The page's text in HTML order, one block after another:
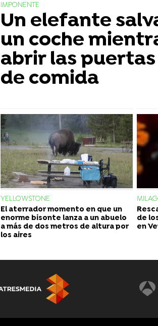
IMPONENTE
Un elefante
un coche
abrir las
de comida
YELLOWSTONE
El aterrador momento en que un
enorme bisonte lanza a un abuelo
a más de dos metros de altura por
los aires
de
en